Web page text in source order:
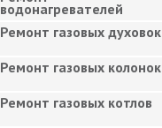
водонагревателей
Ремонт газовых духовок
Ремонт газовых колонок
Ремонт газовых котлов